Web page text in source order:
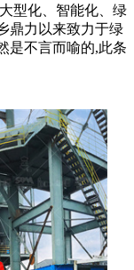
型化、智能化、绿
鼎力以来致力于绿
是不言而喻的,此条